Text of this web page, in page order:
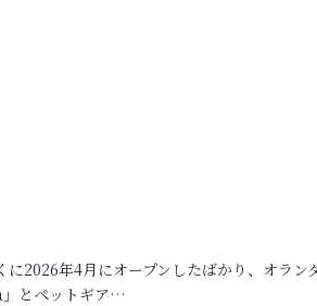
に2026年4月にオープンしたばかり、オラン
とペットギア…